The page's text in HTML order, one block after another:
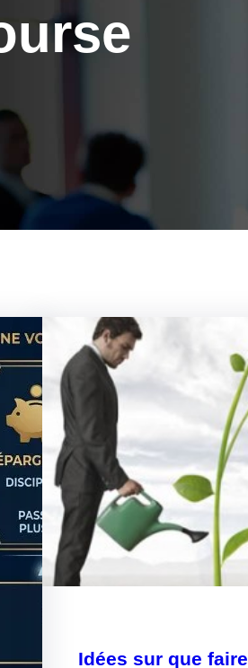
Idées sur que